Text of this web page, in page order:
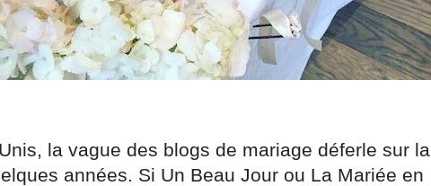
la vague des blogs de mariage déferle sur la
années. Si Un Beau Jour ou La Mariée en